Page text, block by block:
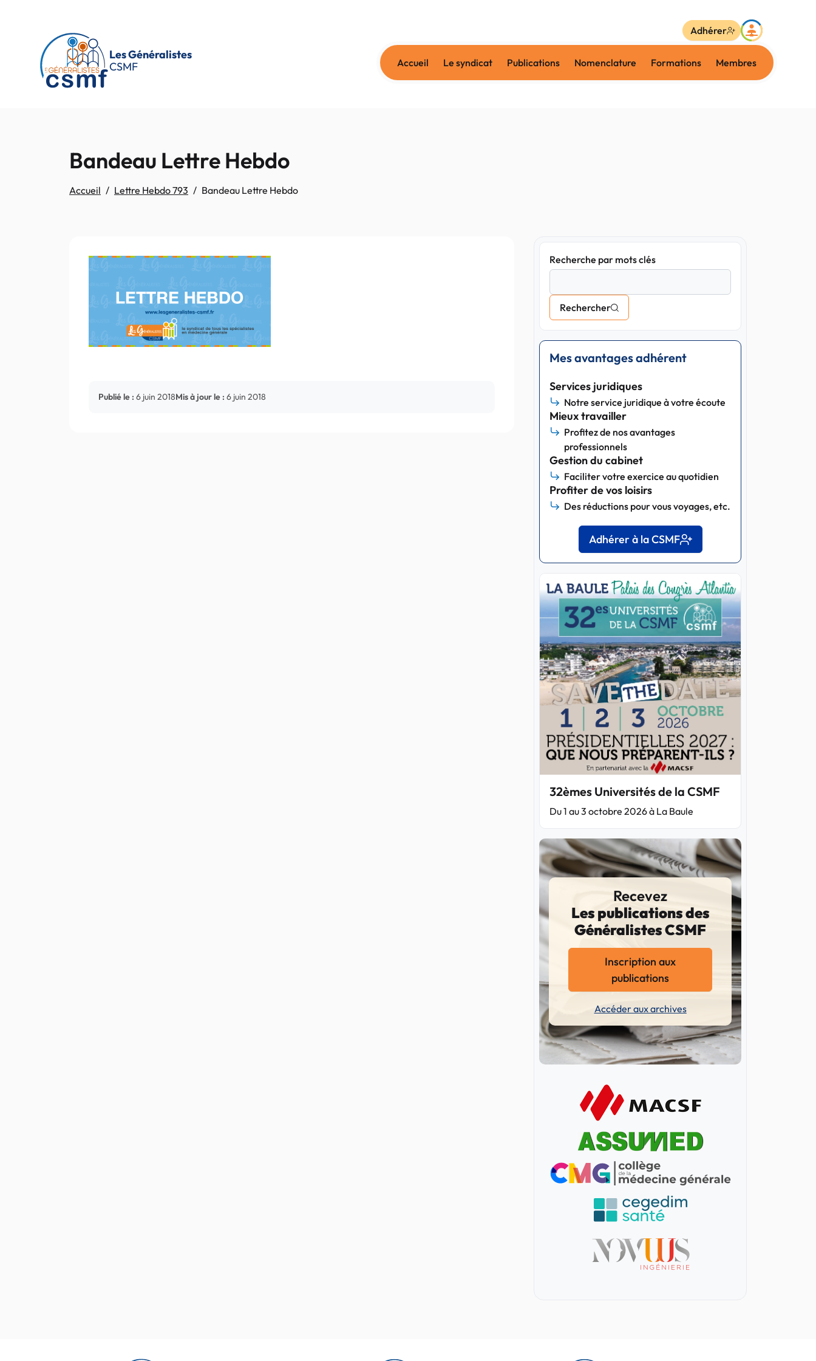
Les Généralistes
CSMF
Accueil Le syndicat Publications Nomenclature Formations Membres
Adhérer
Bandeau Lettre Hebdo
Accueil Lettre Hebdo 793 Bandeau Lettre Hebdo
Publié le : 6 juin 2018Mis à jour le : 6 juin 2018
Recherche par mots clés
Rechercher
Mes avantages adhérent
Services juridiques
Notre service juridique à votre écoute
Mieux travailler
Profitez de nos avantages
professionnels
Gestion du cabinet
Faciliter votre exercice au quotidien
Profiter de vos loisirs
Des réductions pour vous voyages, etc.
Adhérer à la CSMF
32èmes Universités de la CSMF
Du 1 au 3 octobre 2026 à La Baule
Recevez
Les publications des
Généralistes CSMF
Inscription aux
publications
Accéder aux archives